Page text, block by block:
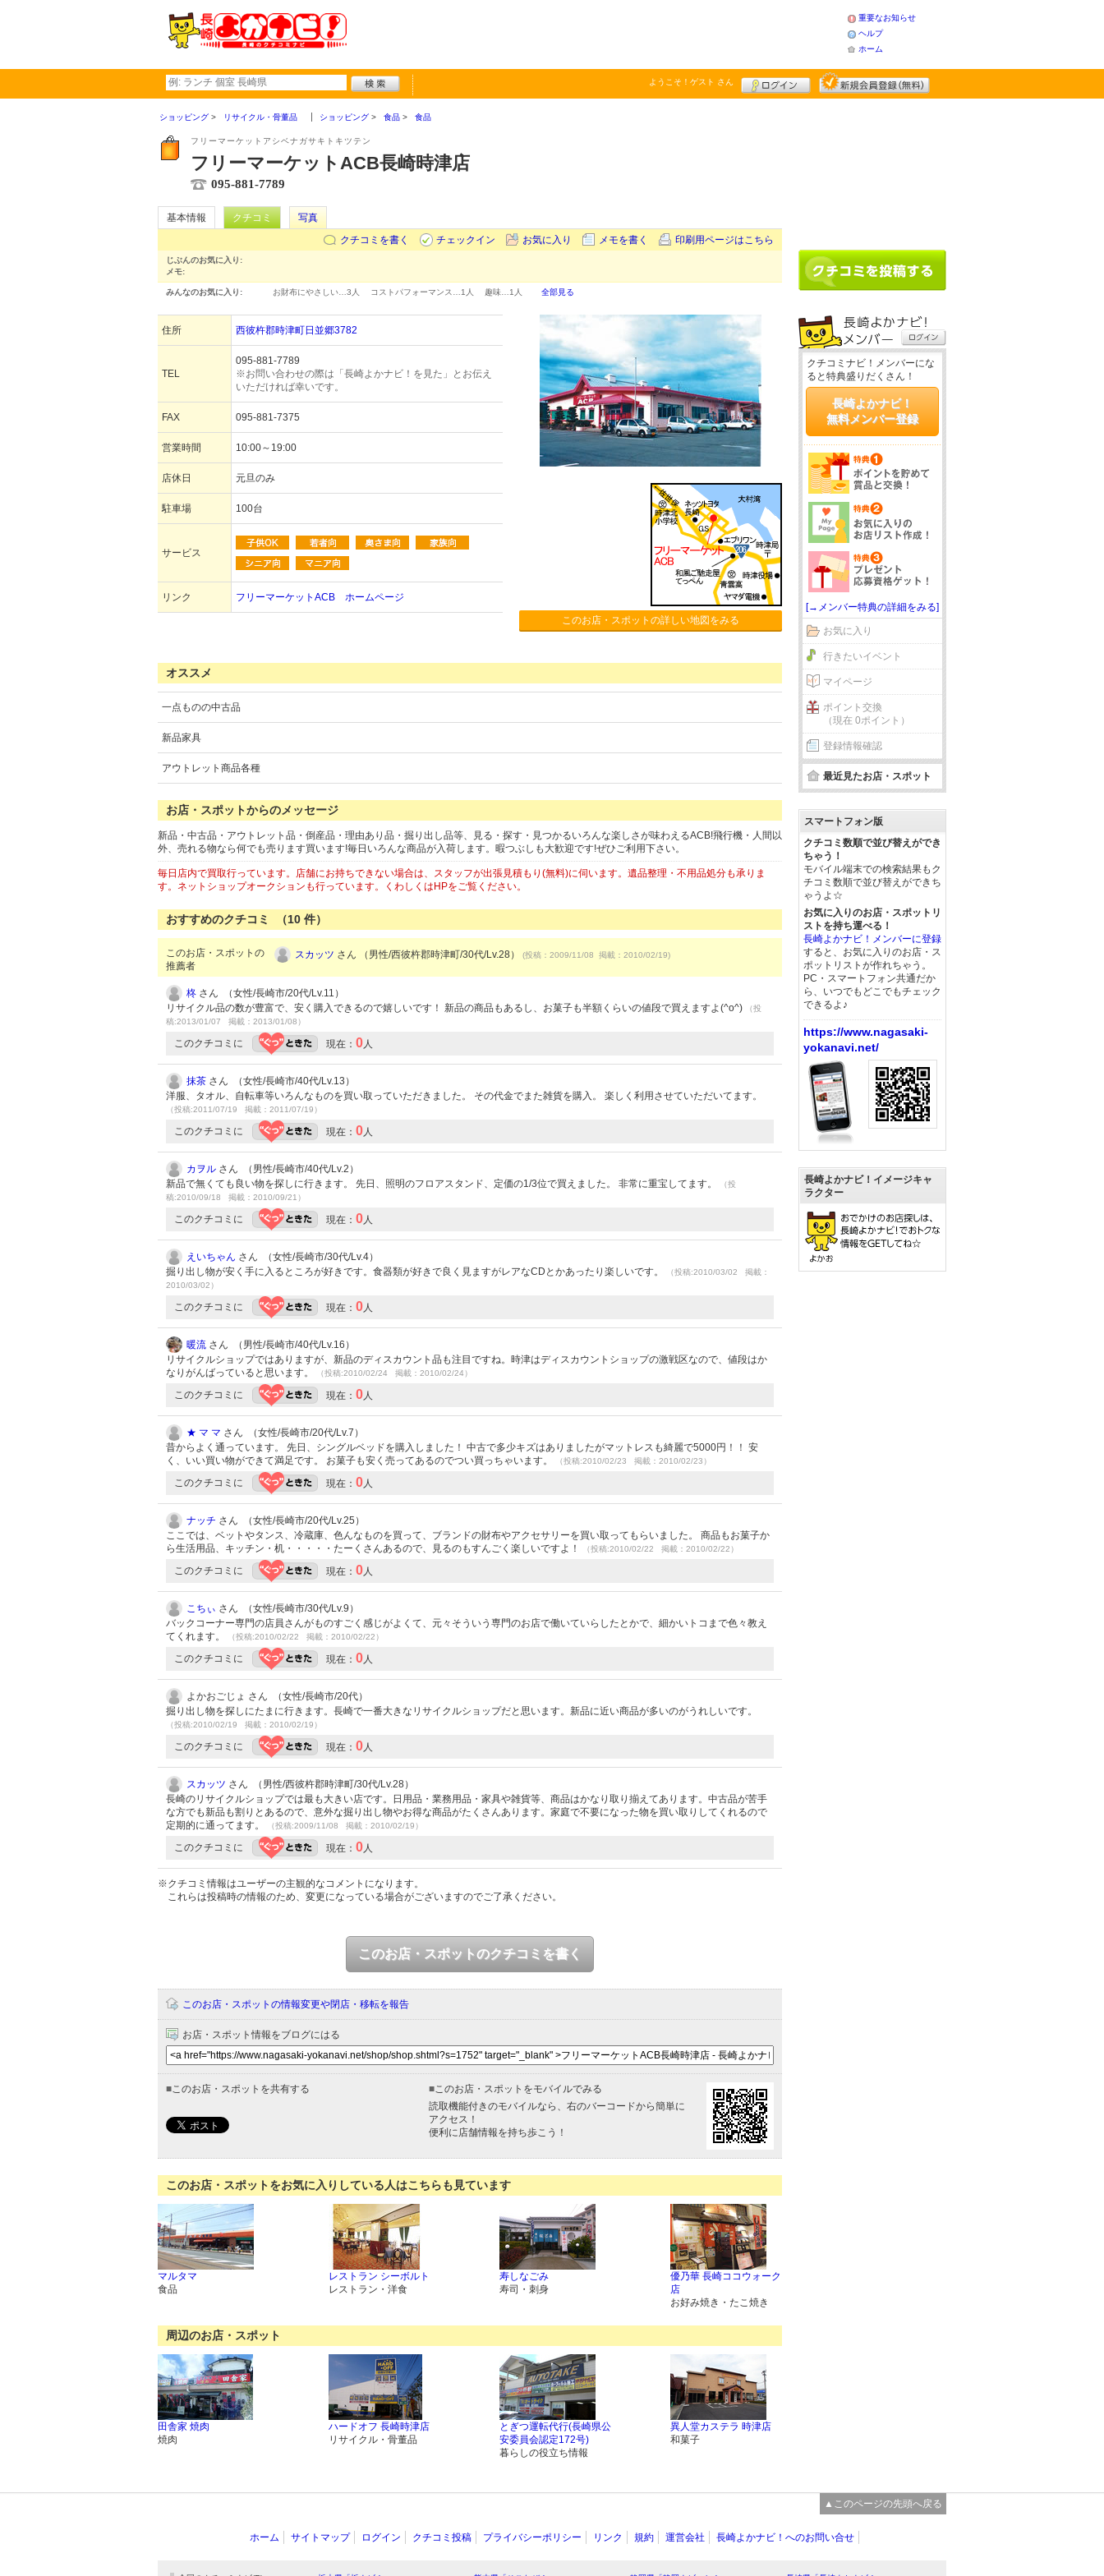
重要なお知らせ
ヘルプ
ホーム
ようこそ！ ゲスト さん
ショッピング リサイクル・骨董品 ショッピング 食品 食品
フリーマーケットアシベナガサキトキツテン
フリーマーケットACB長崎時津店
095-881-7789
基本情報 クチコミ
写真
クチコミを書く
チェックイン お気に入り メモを書く 印刷用ページはこちら
じぶんのお気に入り:
メモ:
みんなのお気に入り: お財布にやさしい… 3人 コストパフォーマンス… 1人 趣味… 1人 全部見る
住所 西彼杵郡時津町日並郷3782
TEL
095-881-7789
※お問い合わせの際は「長崎よかナビ！を見た」とお伝え
いただければ幸いです。
FAX 095-881-7375
営業時間 10:00～19:00
店休日 元旦のみ
駐車場 100台
サービス
リンク
フリーマーケットACB ホームページ
このお店・スポットの詳しい地図をみる
オススメ
一点ものの中古品
新品家具
アウトレット商品各種
お店・スポットからのメッセージ
新品・中古品・アウトレット品・倒産品・理由あり品・掘り出し品等、見る・探す・見つかるいろんな楽しさが味わえるACB!飛行機・人間以
外、売れる物なら何でも売ります買います!毎日いろんな商品が入荷します。暇つぶしも大歓迎です!ぜひご利用下さい。
毎日店内で買取行っています。店舗にお持ちできない場合は、スタッフが出張見積もり(無料)に伺います。遺品整理・不用品処分も承りま
す。ネットショップオークションも行っています。くわしくはHPをご覧ください。
おすすめのクチコミ （10 件）
このお店・スポットの
推薦者
スカッツ さん （男性/西彼杵郡時津町/30代/Lv.28） (投稿：2009/11/08 掲載：2010/02/19)
柊 さん （女性/長崎市/20代/Lv.11）
リサイクル品の数が豊富で、安く購入できるので嬉しいです！ 新品の商品もあるし、お菓子も半額くらいの値段で買えますよ(^o^)
（投
稿:2013/01/07 掲載：2013/01/08）
このクチコミに 現在： 0人
抹茶 さん （女性/長崎市/40代/Lv.13）
洋服、タオル、自転車等いろんなものを買い取っていただきました。 その代金でまた雑貨を購入。 楽しく利用させていただいてます。
（投稿:2011/07/19 掲載：2011/07/19）
このクチコミに 現在： 0人
カヲル さん （男性/長崎市/40代/Lv.2）
新品で無くても良い物を探しに行きます。 先日、照明のフロアスタンド、定価の1/3位で買えました。 非常に重宝してます。
（投
稿:2010/09/18 掲載：2010/09/21）
このクチコミに 現在： 0人
えいちゃん さん （女性/長崎市/30代/Lv.4）
掘り出し物が安く手に入るところが好きです。食器類が好きで良く見ますがレアなCDとかあったり楽しいです。
（投稿:2010/03/02 掲載：
2010/03/02）
このクチコミに 現在： 0人
暖流 さん （男性/長崎市/40代/Lv.16）
リサイクルショップではありますが、新品のディスカウント品も注目ですね。時津はディスカウントショップの激戦区なので、値段はか
なりがんばっていると思います。
（投稿:2010/02/24 掲載：2010/02/24）
このクチコミに 現在： 0人
★ マ マ さん （女性/長崎市/20代/Lv.7）
昔からよく通っています。 先日、シングルベッドを購入しました！ 中古で多少キズはありましたがマットレスも綺麗で5000円！！ 安
く、いい買い物ができて満足です。 お菓子も安く売ってあるのでつい買っちゃいます。
（投稿:2010/02/23 掲載：2010/02/23）
このクチコミに 現在： 0人
ナッチ さん （女性/長崎市/20代/Lv.25）
ここでは、ベットやタンス、冷蔵庫、色んなものを買って、ブランドの財布やアクセサリーを買い取ってもらいました。 商品もお菓子か
ら生活用品、キッチン・机・・・・・たーくさんあるので、見るのもすんごく楽しいですよ！
（投稿:2010/02/22 掲載：2010/02/22）
このクチコミに 現在： 0人
こちぃ さん （女性/長崎市/30代/Lv.9）
バックコーナー専門の店員さんがものすごく感じがよくて、元々そういう専門のお店で働いていらしたとかで、細かいトコまで色々教え
てくれます。
（投稿:2010/02/22 掲載：2010/02/22）
このクチコミに 現在： 0人
よかおごじょ さん （女性/長崎市/20代）
掘り出し物を探しにたまに行きます。長崎で一番大きなリサイクルショップだと思います。新品に近い商品が多いのがうれしいです。
（投稿:2010/02/19 掲載：2010/02/19）
このクチコミに 現在： 0人
スカッツ さん （男性/西彼杵郡時津町/30代/Lv.28）
長崎のリサイクルショップでは最も大きい店です。日用品・業務用品・家具や雑貨等、商品はかなり取り揃えてあります。中古品が苦手
な方でも新品も割りとあるので、意外な掘り出し物やお得な商品がたくさんあります。家庭で不要になった物を買い取りしてくれるので
定期的に通ってます。
（投稿:2009/11/08 掲載：2010/02/19）
このクチコミに 現在： 0人
※クチコミ情報はユーザーの主観的なコメントになります。
これらは投稿時の情報のため、変更になっている場合がございますのでご了承ください。
このお店・スポットのクチコミを書く
このお店・スポットの情報変更や閉店・移転を報告
お店・スポット情報をブログにはる
■このお店・スポットを共有する ■このお店・スポットをモバイルでみる
読取機能付きのモバイルなら、右のバーコードから簡単に
アクセス！
便利に店舗情報を持ち歩こう！
このお店・スポットをお気に入りしている人はこちらも見ています
マルタマ
食品
レストラン シーボルト
レストラン・洋食
寿しなごみ
寿司・刺身
優乃華 長崎ココウォーク
店
お好み焼き・たこ焼き
周辺のお店・スポット
田舎家 焼肉
焼肉
ハードオフ 長崎時津店
リサイクル・骨董品
とぎつ運転代行(長崎県公
安委員会認定172号)
暮らしの役立ち情報
異人堂カステラ 時津店
和菓子
クチコミナビ！メンバーにな
ると特典盛りだくさん！
長崎よかナビ！
無料メンバー登録
[→メンバー特典の詳細をみる]
お気に入り
行きたいイベント
マイページ
ポイント交換
（現在 0ポイント）
登録情報確認
最近見たお店・スポット
スマートフォン版
クチコミ数順で並び替えができ
ちゃう！
モバイル端末での検索結果もク
チコミ数順で並び替えができち
ゃうよ☆
お気に入りのお店・スポットリ
ストを持ち運べる！
長崎よかナビ！メンバーに登録
すると、お気に入りのお店・ス
ポットリストが作れちゃう。
PC・スマートフォン共通だか
ら、いつでもどこでもチェック
できるよ♪
https://www.nagasaki-
yokanavi.net/
長崎よかナビ！イメージキャ
ラクター
▲このページの先頭へ戻る
ホーム サイトマップ ログイン クチコミ投稿 プライバシーポリシー リンク 規約 運営会社 長崎よかナビ！へのお問い合せ